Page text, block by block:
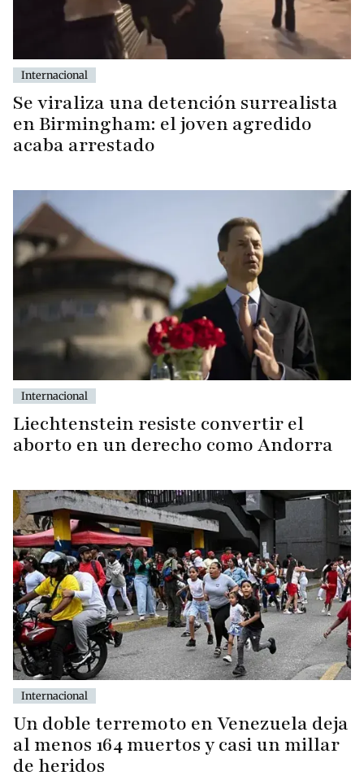
Internacional
Se viraliza una detención surrealista
en Birmingham: el joven agredido
acaba arrestado
Internacional
Liechtenstein resiste convertir el
aborto en un derecho como Andorra
Internacional
Un doble terremoto en Venezuela deja
al menos 164 muertos y casi un millar
de heridos